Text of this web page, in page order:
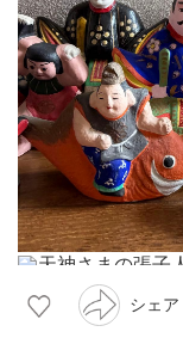
シェア